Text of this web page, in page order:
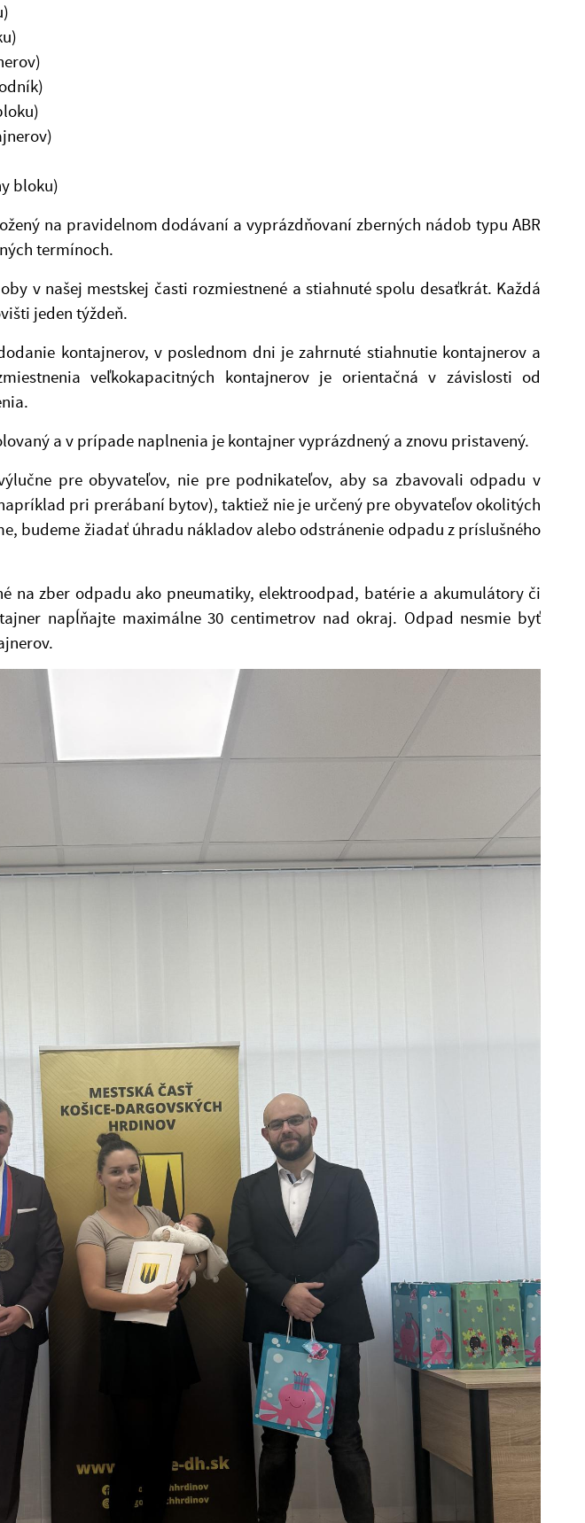
bloku)
na pravidelnom dodávaní a vyprázdňovaní zberných nádob typu ABR
termínoch.
v našej mestskej časti rozmiestnené a stiahnuté spolu desaťkrát. Každá
jeden týždeň.
kontajnerov, v poslednom dni je zahrnuté stiahnutie kontajnerov a
veľkokapacitných kontajnerov je orientačná v závislosti od
a v prípade naplnenia je kontajner vyprázdnený a znovu pristavený.
pre obyvateľov, nie pre podnikateľov, aby sa zbavovali odpadu v
pri prerábaní bytov), taktiež nie je určený pre obyvateľov okolitých
budeme žiadať úhradu nákladov alebo odstránenie odpadu z príslušného
na zber odpadu ako pneumatiky, elektroodpad, batérie a akumulátory či
napĺňajte maximálne 30 centimetrov nad okraj. Odpad nesmie byť